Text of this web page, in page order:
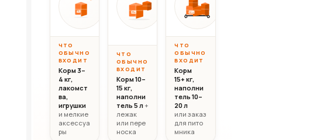
10кг 10 000 ₸
ЧТО
ОБЫЧНО
ВХОДИТ
Корм 3–
4 кг,
лакомст
ва,
игрушки
и мелкие
аксессуа
ры
20кг 20 000 ₸
ЧТО
ОБЫЧНО
ВХОДИТ
Корм 10–
15 кг,
наполни
тель 5 л+
лежак
или пере
носка
30+кг
ЧТО
ОБЫЧНО
ВХОДИТ
Корм
15+ кг,
наполни
тель 10–
20 л
или заказ
для пито
мника